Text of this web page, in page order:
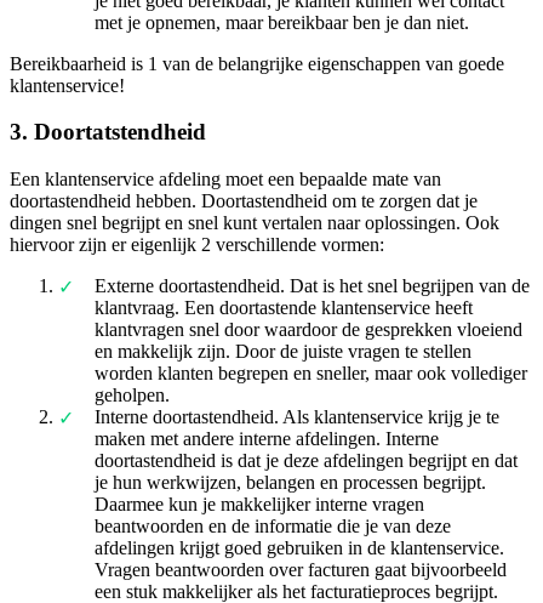
met je opnemen, maar bereikbaar ben je dan niet.
Bereikbaarheid is 1 van de belangrijke eigenschappen van goede
klantenservice!
3. Doortatstendheid
Een klantenservice afdeling moet een bepaalde mate van
doortastendheid hebben. Doortastendheid om te zorgen dat je
dingen snel begrijpt en snel kunt vertalen naar oplossingen. Ook
hiervoor zijn er eigenlijk 2 verschillende vormen:
Externe doortastendheid. Dat is het snel begrijpen van de
klantvraag. Een doortastende klantenservice heeft
klantvragen snel door waardoor de gesprekken vloeiend
en makkelijk zijn. Door de juiste vragen te stellen
worden klanten begrepen en sneller, maar ook vollediger
geholpen.
Interne doortastendheid. Als klantenservice krijg je te
maken met andere interne afdelingen. Interne
doortastendheid is dat je deze afdelingen begrijpt en dat
je hun werkwijzen, belangen en processen begrijpt.
Daarmee kun je makkelijker interne vragen
beantwoorden en de informatie die je van deze
afdelingen krijgt goed gebruiken in de klantenservice.
Vragen beantwoorden over facturen gaat bijvoorbeeld
een stuk makkelijker als het facturatieproces begrijpt.